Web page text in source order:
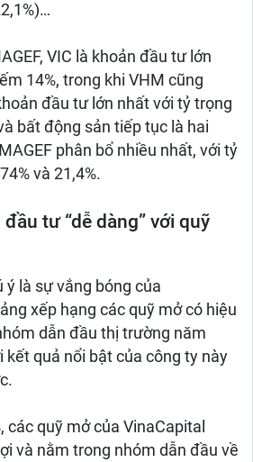
VIC là khoản đầu tư lớn
14%, trong khi VHM cũng
đầu tư lớn nhất với tỷ trọng
bất động sản tiếp tục là hai
phân bổ nhiều nhất, với tỷ
và 21,4%.
tư “dễ dàng” với quỹ
là sự vắng bóng của
xếp hạng các quỹ mở có hiệu
dẫn đầu thị trường năm
kết quả nổi bật của công ty này
các quỹ mở của VinaCapital
và nằm trong nhóm dẫn đầu về